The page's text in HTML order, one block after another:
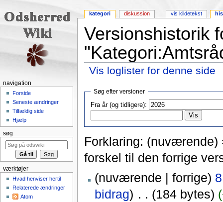
Versionshistorik
Vis loglister for denne side
Søg efter versioner
Fra år (og tidligere):
Forklaring:
forskel til den forrige
(nuværende | forrige)
bidrag) . . (184 bytes)
kategori diskussion vis kildetekst
navigation
Forside
Seneste ændringer
Tilfældig side
Hjælp
søg
værktøjer
Hvad henviser hertil
Relaterede ændringer
Atom